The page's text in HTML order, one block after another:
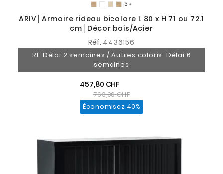
3 
ARIV│Armoire rideau bicolore L 80 x H 71 ou 72.1
cm│Décor bois/Acier
Réf. 4436156
R1: Délai 2 semaines / Autres coloris: Délai 6
semaines
457,80 CHF
763,00 CHF
Économisez 40%